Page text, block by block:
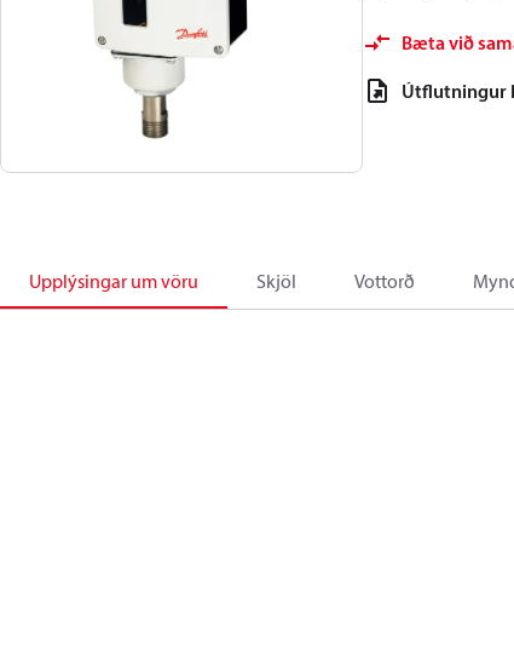
Bæta við
Útflutningur
Upplýsingar um vöru Skjöl Vottorð